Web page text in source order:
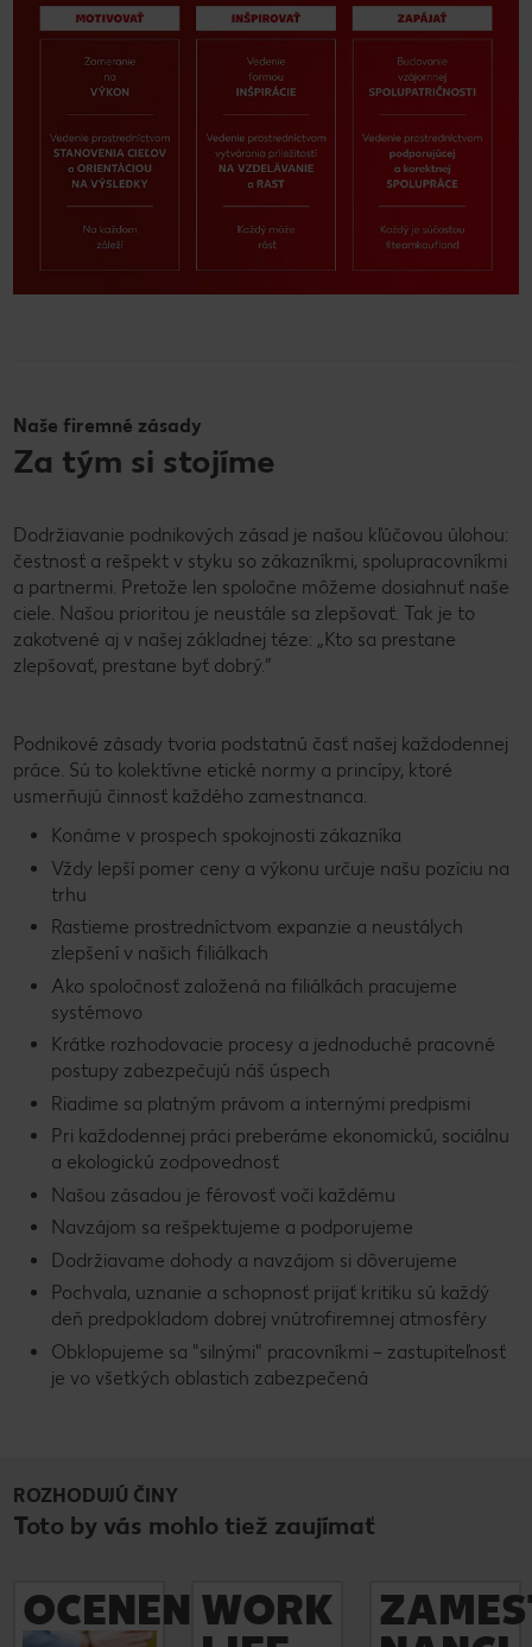
Naše firemné zásady
Za tým si stojíme
Dodržiavanie podnikových zásad je našou kľúčovou úlohou:
čestnosť a rešpekt v styku so zákazníkmi, spolupracovníkmi
a partnermi. Pretože len spoločne môžeme dosiahnuť naše
ciele. Našou prioritou je neustále sa zlepšovať. Tak je to
zakotvené aj v našej základnej téze: „Kto sa prestane
zlepšovať, prestane byť dobrý.“
Podnikové zásady tvoria podstatnú časť našej každodennej
práce. Sú to kolektívne etické normy a princípy, ktoré
usmerňujú činnosť každého zamestnanca.
Konáme v prospech spokojnosti zákazníka
Vždy lepší pomer ceny a výkonu určuje našu pozíciu na
trhu
Rastieme prostredníctvom expanzie a neustálych
zlepšení v našich filiálkach
Ako spoločnosť založená na filiálkách pracujeme
systémovo
Krátke rozhodovacie procesy a jednoduché pracovné
postupy zabezpečujú náš úspech
Riadime sa platným právom a internými predpismi
Pri každodennej práci preberáme ekonomickú, sociálnu
a ekologickú zodpovednosť
Našou zásadou je férovosť voči každému
Navzájom sa rešpektujeme a podporujeme
Dodržiavame dohody a navzájom si dôverujeme
Pochvala, uznanie a schopnosť prijať kritiku sú každý
deň predpokladom dobrej vnútrofiremnej atmosféry
Obklopujeme sa "silnými" pracovníkmi – zastupiteľnosť
je vo všetkých oblastich zabezpečená
ROZHODUJÚ ČINY
Toto by vás mohlo tiež zaujímať
OCENENIA
Zistite viac
WORK